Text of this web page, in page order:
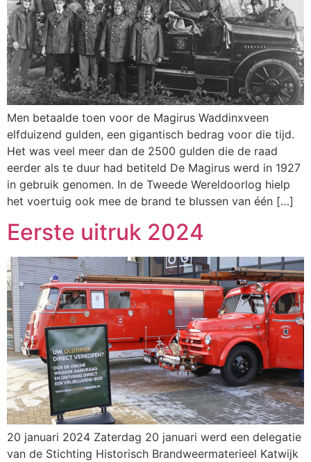
Men betaalde toen voor de Magirus Waddinxveen
elfduizend gulden, een gigantisch bedrag voor die tijd.
Het was veel meer dan de 2500 gulden die de raad
eerder als te duur had betiteld De Magirus werd in 1927
in gebruik genomen. In de Tweede Wereldoorlog hielp
het voertuig ook mee de brand te blussen van één […]
Eerste uitruk 2024
20 januari 2024 Zaterdag 20 januari werd een delegatie
van de Stichting Historisch Brandweermaterieel Katwijk